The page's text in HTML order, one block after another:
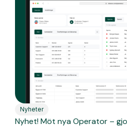
Nyheter
Nyhet! Möt nya Operator –